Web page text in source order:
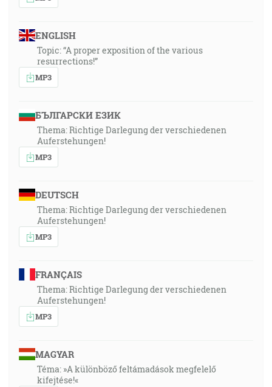
ENGLISH
Topic: “A proper exposition of the various
resurrections!”
MP3
БЪЛГАРСКИ ЕЗИК
Thema: Richtige Darlegung der verschiedenen
Auferstehungen!
MP3
DEUTSCH
Thema: Richtige Darlegung der verschiedenen
Auferstehungen!
MP3
FRANÇAIS
Thema: Richtige Darlegung der verschiedenen
Auferstehungen!
MP3
MAGYAR
Téma: »A különböző feltámadások megfelelő
kifejtése!«